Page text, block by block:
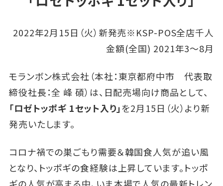
2022年2月15日（火）新発売※KSP-POS全店千人
金額(全国) 2021年3～8月
モランボン株式会社（本社：東京都府中市 代表取
締役社長：全 峰 碩）は、日配売場向け商品として、
「ロゼトッポギ 1セット入り」を2月15日（火）より新
発売いたします。
コロナ禍での巣ごもり需要＆韓国食人気が追い風
となり、トッポギの食経験は上昇しています。トッポ
ギの人気が高まる中、いま本場で人気の最新トレン